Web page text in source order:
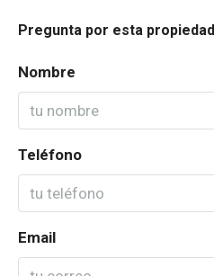
Pregunta por esta propiedad
Nombre
Teléfono
Email